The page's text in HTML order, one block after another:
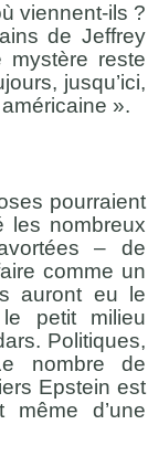
viennent-ils ?
de Jeffrey
reste
jusqu’ici,
».
pourraient
les nombreux
– de
comme un
auront eu le
petit milieu
Politiques,
nombre de
Epstein est
même d’une